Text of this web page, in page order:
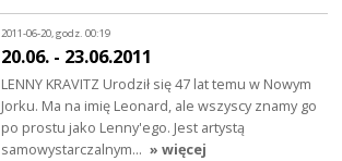
2011-06-20, godz. 00:19
20.06. - 23.06.2011
LENNY KRAVITZ Urodził się 47 lat temu w Nowym
Jorku. Ma na imię Leonard, ale wszyscy znamy go
po prostu jako Lenny'ego. Jest artystą
samowystarczalnym… » więcej